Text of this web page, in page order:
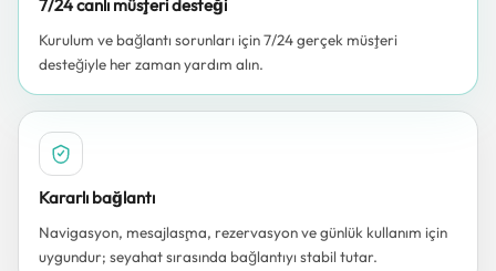
7/24 canlı müşteri desteği
Kurulum ve bağlantı sorunları için 7/24 gerçek müşteri
desteğiyle her zaman yardım alın.
Kararlı bağlantı
Navigasyon, mesajlaşma, rezervasyon ve günlük kullanım için
uygundur; seyahat sırasında bağlantıyı stabil tutar.